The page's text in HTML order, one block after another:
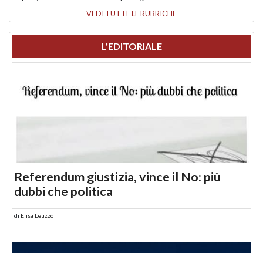
VEDI TUTTE LE RUBRICHE
L'EDITORIALE
Referendum giustizia, vince il No: più
dubbi che politica
di Elisa Leuzzo